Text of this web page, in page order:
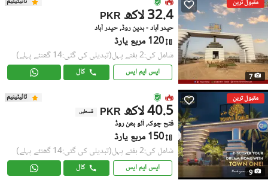
مقبول ترین
7
PKR 32.4 لاکھ
حیدر آباد - بدین روڈ, حیدر آباد
120 مربع یارڈ
شامل کی:2 ہفتے پہل (تبدیلی کی گئی:14 گھنٹے پہلے)
ایس ایم ایس کال
مقبول ترین
9
ٹائیٹینیم
PKR 40.5 لاکھ قسطیں
فتح چوک, آٹو بھن روڈ
150 مربع یارڈ
شامل کی:2 ہفتے پہل (تبدیلی کی گئی:14 گھنٹے پہلے)
ایس ایم ایس کال